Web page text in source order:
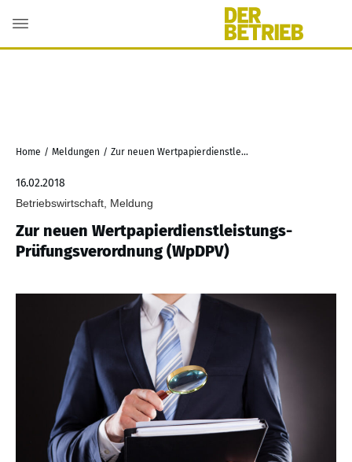
Home / Meldungen / Zur neuen Wertpapierdienstleistungs-Prüfungsverordnung (WpDPV)
16.02.2018
Betriebswirtschaft, Meldung
Zur neuen Wertpapierdienstleistungs-
Prüfungsverordnung (WpDPV)